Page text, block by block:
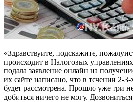
«Здравствуйте, подскажите,
происходит в Налоговых
подала заявление онлайн на
их сайте написано, что в течении 2-3-
будет рассмотрена. Прошло уже три
добиться ничего не могу.